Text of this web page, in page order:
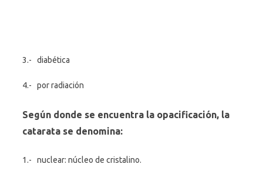
3.- diabética
4.- por radiación
Según donde se encuentra la opacificación, la
catarata se denomina:
1.- nuclear: núcleo de cristalino.